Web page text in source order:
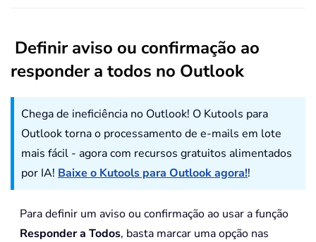
Definir aviso ou confirmação ao
responder a todos no Outlook
Chega de ineficiência no Outlook! O Kutools para
Outlook torna o processamento de e-mails em lote
mais fácil - agora com recursos gratuitos alimentados
por IA! Baixe o Kutools para Outlook agora!!
Para definir um aviso ou confirmação ao usar a função
Responder a Todos, basta marcar uma opção nas